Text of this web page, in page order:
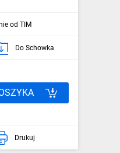
od TIM
Do Schowka
Drukuj